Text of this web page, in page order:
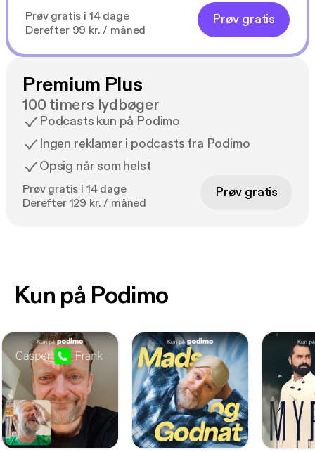
Prøv gratis i 14 dage
Derefter 99 kr. / måned
Prøv gratis
Premium Plus
100 timers lydbøger
Podcasts kun på Podimo
Ingen reklamer i podcasts fra Podimo
Opsig når som helst
Prøv gratis i 14 dage
Derefter 129 kr. / måned
Prøv gratis
Kun på Podimo